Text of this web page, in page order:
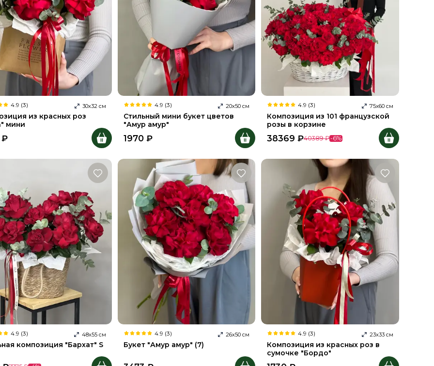
4.9 (3) 30х32см
из красных роз
мини
₽
4.9 (3) 20х50 см
Стильный мини букет цветов
"Амур амур"
1970 ₽
4.9 (3) 75х60см
Композиция из 101 французской
розы в корзине
38369 ₽40389 ₽-6%
4.9 (3) 48х55см
композиция "Бархат" S
4.9 (3) 26х50 см
Букет "Амур амур" (7)
4.9 (3) 23х33см
Композиция из красных роз в
сумочке "Бордо"